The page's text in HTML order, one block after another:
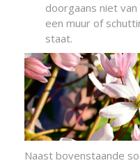
doorgaans niet
een muur of
staat.
Naast bovenstaande